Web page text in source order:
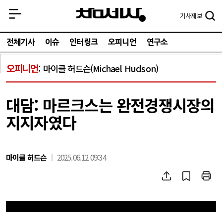
기사제보
전체기사 이슈 인터링크 오피니언 연구소
오피니언 마이클 허드슨(Michael Hudson)
대담: 마르크스는 완전경쟁시장의
지지자였다
마이클 허드슨 2025.06.12 09:34